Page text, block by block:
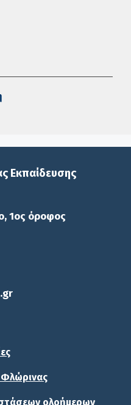
Εκπαίδευσης
1ος όροφος
Φλώρινας
ολοήμερων